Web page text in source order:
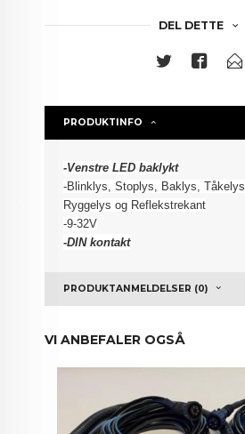
DEL DETTE
PRODUKTINFO
-Venstre LED baklykt
-Blinklys, Stoplys, Baklys, Tåkelys,
Ryggelys og Reflekstrekant
-9-32V
-DIN kontakt
PRODUKTANMELDELSER (0)
VI ANBEFALER OGSÅ